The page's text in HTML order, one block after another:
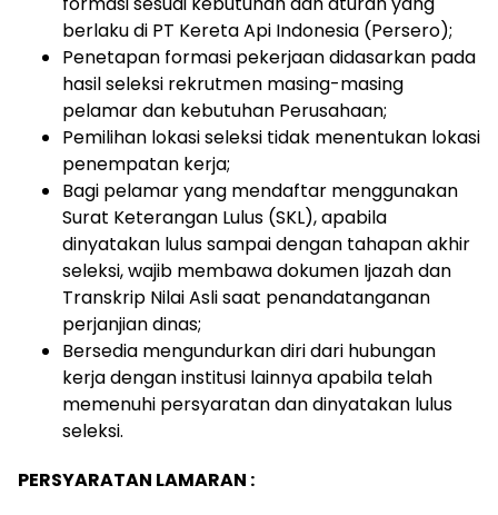
berlaku di PT Kereta Api Indonesia (Persero);
Penetapan formasi pekerjaan didasarkan pada
hasil seleksi rekrutmen masing-masing
pelamar dan kebutuhan Perusahaan;
Pemilihan lokasi seleksi tidak menentukan lokasi
penempatan kerja;
Bagi pelamar yang mendaftar menggunakan
Surat Keterangan Lulus (SKL), apabila
dinyatakan lulus sampai dengan tahapan akhir
seleksi, wajib membawa dokumen Ijazah dan
Transkrip Nilai Asli saat penandatanganan
perjanjian dinas;
Bersedia mengundurkan diri dari hubungan
kerja dengan institusi lainnya apabila telah
memenuhi persyaratan dan dinyatakan lulus
seleksi.
PERSYARATAN LAMARAN :